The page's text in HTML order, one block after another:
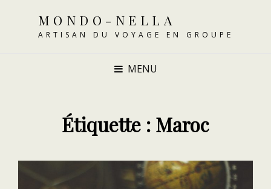
MONDO-NELLA
ARTISAN DU VOYAGE EN GROUPE
MENU
Étiquette : Maroc